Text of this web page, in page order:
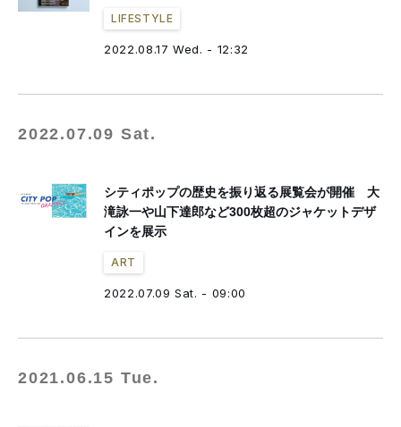
LIFESTYLE
2022.08.17 Wed. - 12:32
2022.07.09 Sat.
シティポップの歴史を振り返る展覧会が開催 大
滝詠一や山下達郎など300枚超のジャケットデザ
インを展示
ART
2022.07.09 Sat. - 09:00
2021.06.15 Tue.